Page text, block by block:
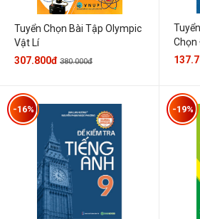
Tuyển Chọn Bài Tập Olympic
Vật Lí
307.800đ 380.000đ
Chọn
-16% -19%